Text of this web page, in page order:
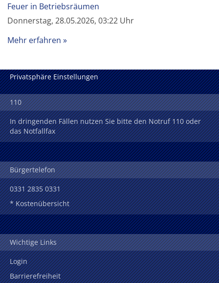
Feuer in Betriebsräumen
Donnerstag, 28.05.2026, 03:22 Uhr
Mehr erfahren
Privatsphäre Einstellungen
110
In dringenden Fällen nutzen Sie bitte den Notruf 110 oder
das Notfallfax
Bürgertelefon
0331 2835 0331
* Kostenübersicht
Wichtige Links
Login
Barrierefreiheit